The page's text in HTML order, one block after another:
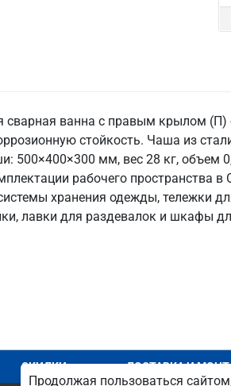
ванна с правым крылом (П)
стойкость. Чаша из
мм, вес 28 кг, объем
рабочего
хранения одежды, тележки
лавки для раздевалок и шкафы
СКИДКИ ДОСТАВКА И
Продолжая пользоваться